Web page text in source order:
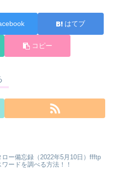
はてブ
コピー
ロー備忘録（2022年5月10日）ffftp
ードを調べる方法！！